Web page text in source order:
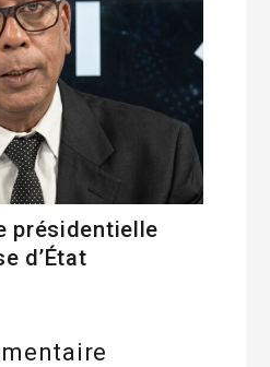
présidentielle
d’État